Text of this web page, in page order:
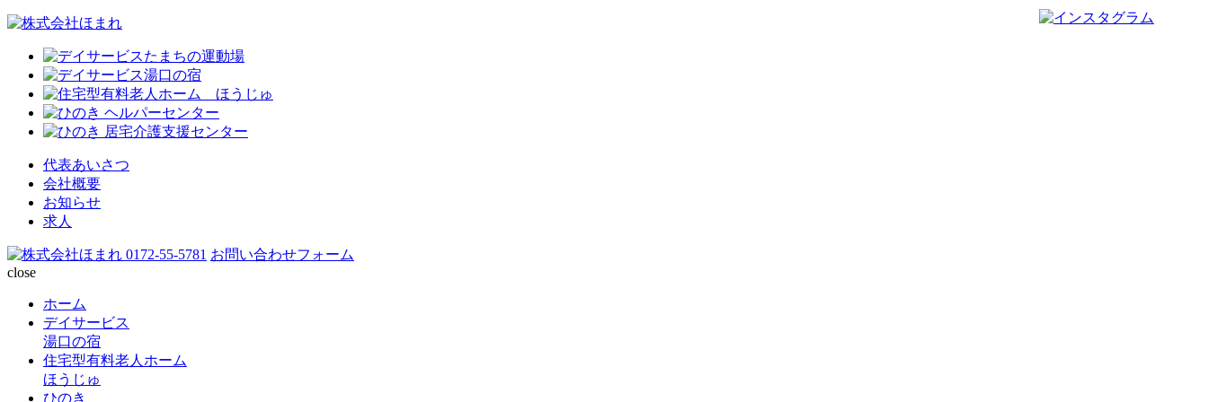
代表あいさつ
会社概要
お知らせ
求人
0172-55-5781 お問い合わせフォーム
close
ホーム
デイサービス
湯口の宿
住宅型有料老人ホーム
ほうじゅ
ひのき